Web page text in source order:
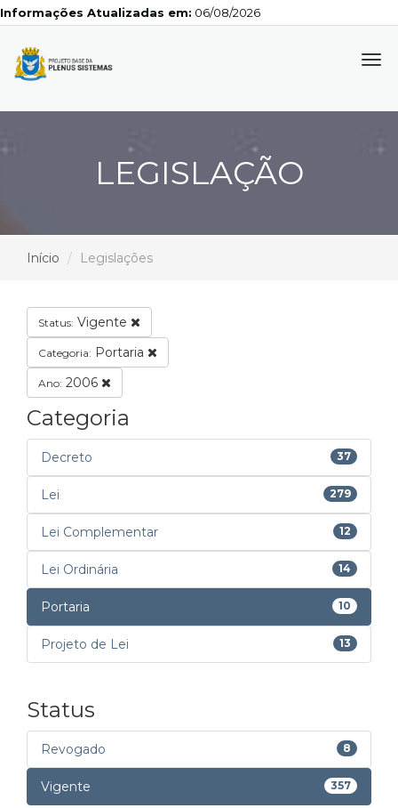
Atualizadas em: 06/08/2026
LEGISLAÇÃO
Início Legislações
Status: Vigente
Categoria: Portaria
Ano: 2006
Categoria
Decreto 37
Lei 279
Lei Complementar 12
Lei Ordinária 14
Portaria 10
Projeto de Lei 13
Status
Revogado 8
Vigente 357